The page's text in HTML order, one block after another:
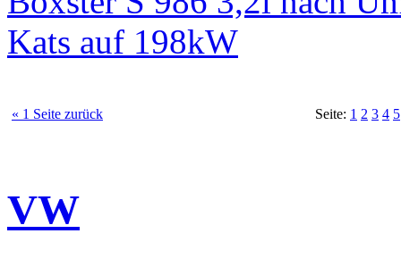
Kats auf 198kW
« 1 Seite zurück Seite: 1 2 3 4 5
VW